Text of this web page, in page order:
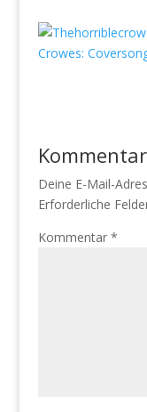
Deine E-Mail-
Erforderliche
Kommentar *